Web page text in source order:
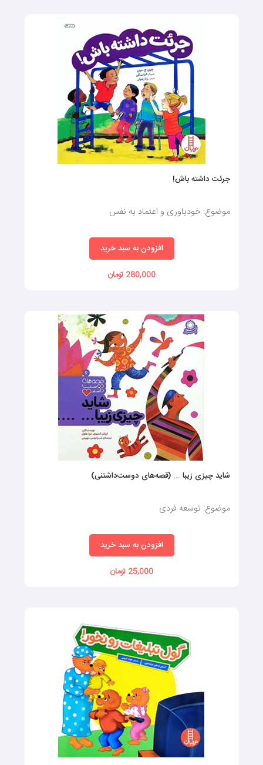
جرئت داشته باش!
موضوع: خودباوری و اعتماد به نفس
افزودن به سبد خرید
280,000 تومان
شاید چیزی زیبا ... (قصه‌های دوست‌داشتنی)
موضوع: توسعه فردی
افزودن به سبد خرید
25,000 تومان